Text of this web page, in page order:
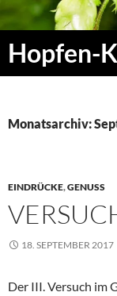
Zum
Inhalt
springen
Hopfen-
Monatsarchiv:
EINDRÜCKE,GENUSS
18. SEPTEMBER 2017
Der III. Versuch im